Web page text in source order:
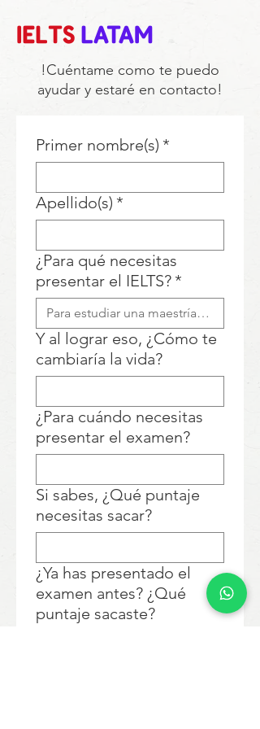
IELTS LATAM
!Cuéntame como te puedo
ayudar y estaré en contacto!
Primer nombre(s) *
Apellido(s) *
¿Para qué necesitas
presentar el IELTS? *
Y al lograr eso, ¿Cómo te
cambiaría la vida?
¿Para cuándo necesitas
presentar el examen?
Si sabes, ¿Qué puntaje
necesitas sacar?
¿Ya has presentado el
examen antes? ¿Qué
puntaje sacaste?